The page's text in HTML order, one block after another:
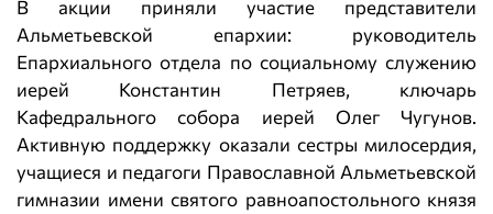
В акции приняли участие представители
Альметьевской епархии: руководитель
Епархиального отдела по социальному служению
иерей Константин Петряев, ключарь
Кафедрального собора иерей Олег Чугунов.
Активную поддержку оказали сестры милосердия,
учащиеся и педагоги Православной Альметьевской
гимназии имени святого равноапостольного князя